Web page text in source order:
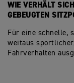
WIE VERHÄLT
GEBEUGTEN
Für eine schnelle,
weitaus
Fahrverhalten